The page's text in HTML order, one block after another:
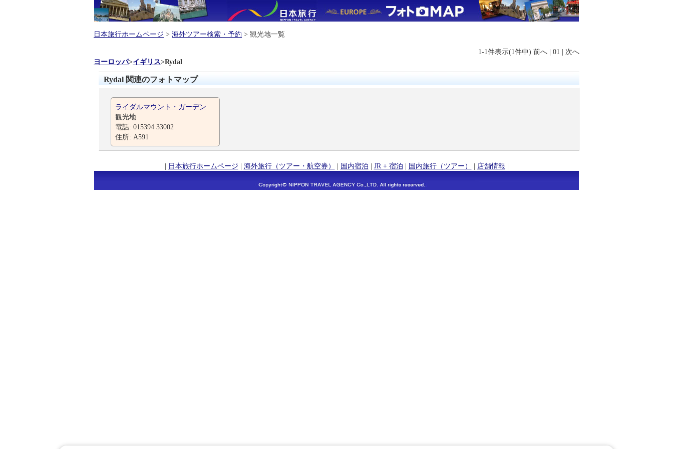
日本旅行ホームページ > 海外ツアー検索・予約 > 観光地一覧
1-1件表示(1件中) 前へ | 01 | 次へ
ヨーロッパ>イギリス>Rydal
Rydal 関連のフォトマップ
ライダルマウント・ガーデン
観光地
電話: 015394 33002
住所: A591
| 日本旅行ホームページ | 海外旅行（ツアー・航空券） | 国内宿泊 | JR + 宿泊 | 国内旅行（ツアー） | 店舗情報 |